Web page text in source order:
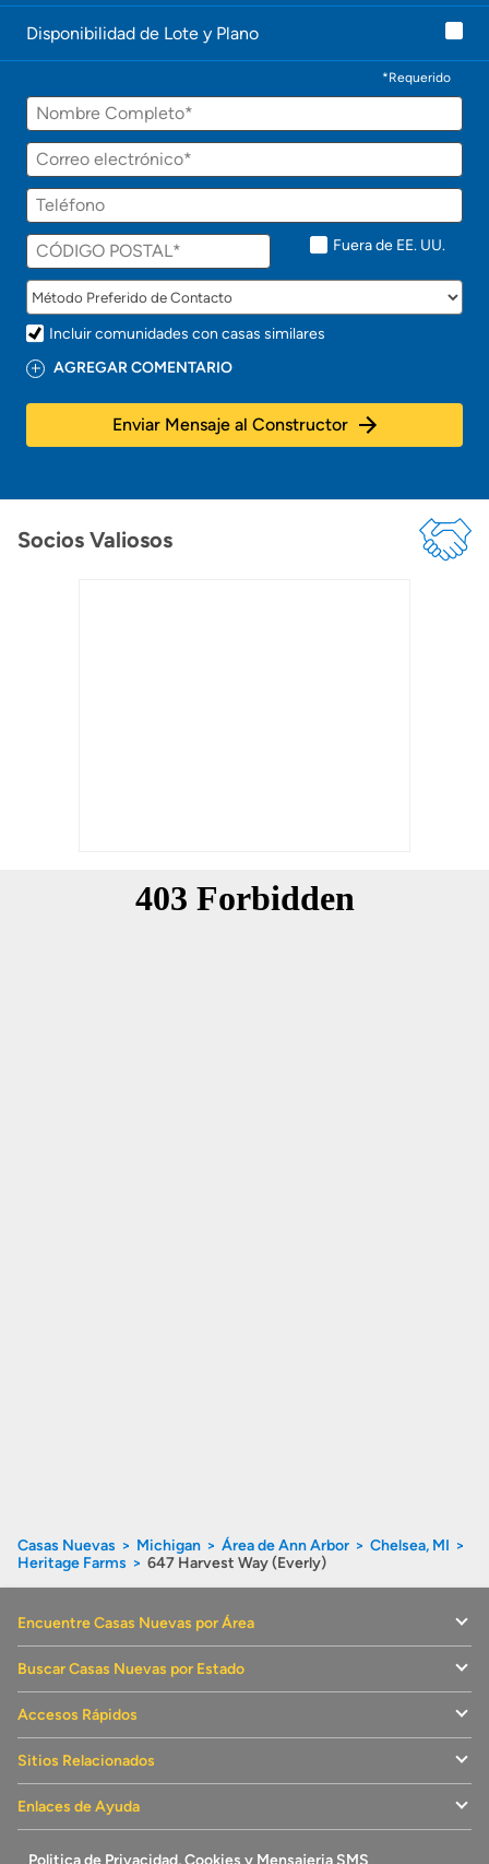
Disponibilidad de Lote y Plano
*Requerido
Fuera de EE. UU.
Incluir comunidades con casas similares
AGREGAR COMENTARIO
Enviar Mensaje al Constructor
Socios Valiosos
Casas Nuevas Michigan Área de Ann Arbor
Chelsea, MI
Heritage Farms
647 Harvest Way (Everly)
Encuentre Casas Nuevas por Área
Buscar Casas Nuevas por Estado
Accesos Rápidos
Sitios Relacionados
Enlaces de Ayuda